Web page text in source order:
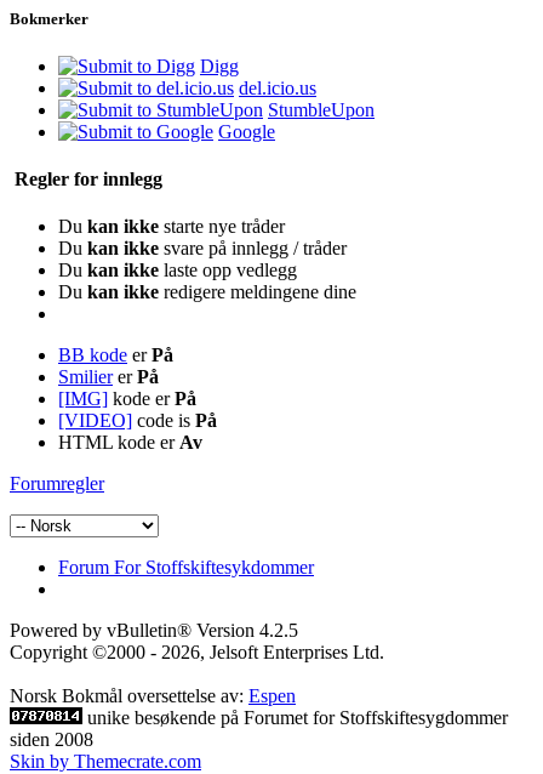
Bokmerker
Digg
del.icio.us
StumbleUpon
Google
Regler for innlegg
Du kan ikke starte nye tråder
Du kan ikke svare på innlegg / tråder
Du kan ikke laste opp vedlegg
Du kan ikke redigere meldingene dine
BB kode erPå
SmiliererPå
[IMG] kode erPå
[VIDEO] code is På
HTML kode er Av
Forumregler
Forum For Stoffskiftesykdommer
Powered by vBulletin® Version 4.2.5
Copyright ©2000 - 2026, Jelsoft Enterprises Ltd.
Norsk Bokmål oversettelse av: Espen
unike besøkende på Forumet for Stoffskiftesygdommer
siden 2008
Skin by Themecrate.com